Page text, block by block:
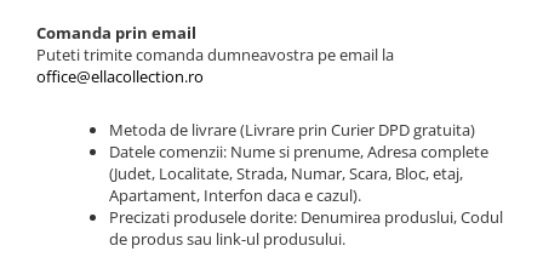
Comanda prin email
Puteti trimite comanda dumneavostra pe email la
office@ellacollection.ro
Metoda de livrare (Livrare prin Curier DPD gratuita)
Datele comenzii: Nume si prenume, Adresa complete
(Judet, Localitate, Strada, Numar, Scara, Bloc, etaj,
Apartament, Interfon daca e cazul).
Precizati produsele dorite: Denumirea produslui, Codul
de produs sau link-ul produsului.